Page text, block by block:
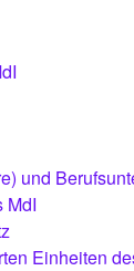
und
MdI
Einheiten